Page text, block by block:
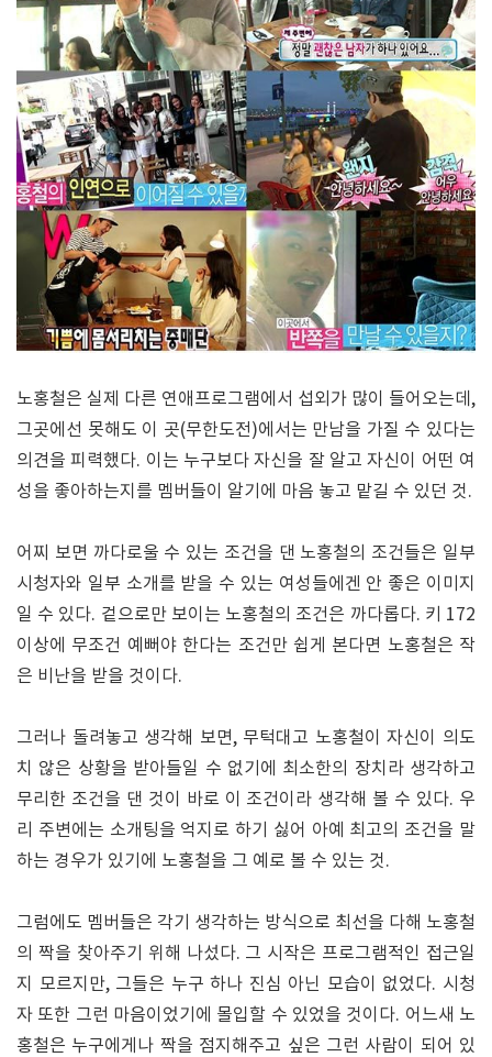
노홍철은 실제 다른 연애프로그램에서 섭외가 많이 들어오는데,
그곳에선 못해도 이 곳(무한도전)에서는 만남을 가질 수 있다는
의견을 피력했다. 이는 누구보다 자신을 잘 알고 자신이 어떤 여
성을 좋아하는지를 멤버들이 알기에 마음 놓고 맡길 수 있던 것.
어찌 보면 까다로울 수 있는 조건을 댄 노홍철의 조건들은 일부
시청자와 일부 소개를 받을 수 있는 여성들에겐 안 좋은 이미지
일 수 있다. 겉으로만 보이는 노홍철의 조건은 까다롭다. 키 172
이상에 무조건 예뻐야 한다는 조건만 쉽게 본다면 노홍철은 작
은 비난을 받을 것이다.
그러나 돌려놓고 생각해 보면, 무턱대고 노홍철이 자신이 의도
치 않은 상황을 받아들일 수 없기에 최소한의 장치라 생각하고
무리한 조건을 댄 것이 바로 이 조건이라 생각해 볼 수 있다. 우
리 주변에는 소개팅을 억지로 하기 싫어 아예 최고의 조건을 말
하는 경우가 있기에 노홍철을 그 예로 볼 수 있는 것.
그럼에도 멤버들은 각기 생각하는 방식으로 최선을 다해 노홍철
의 짝을 찾아주기 위해 나섰다. 그 시작은 프로그램적인 접근일
지 모르지만, 그들은 누구 하나 진심 아닌 모습이 없었다. 시청
자 또한 그런 마음이었기에 몰입할 수 있었을 것이다. 어느새 노
홍철은 누구에게나 짝을 점지해주고 싶은 그런 사람이 되어 있